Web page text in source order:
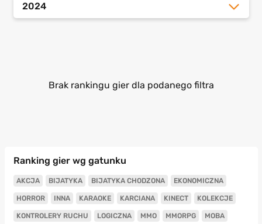
2024
Brak rankingu gier dla podanego filtra
Ranking gier wg gatunku
AKCJA BIJATYKA BIJATYKA CHODZONA EKONOMICZNA
HORROR INNA KARAOKE KARCIANA KINECT KOLEKCJE
KONTROLERY RUCHU LOGICZNA MMO MMORPG MOBA